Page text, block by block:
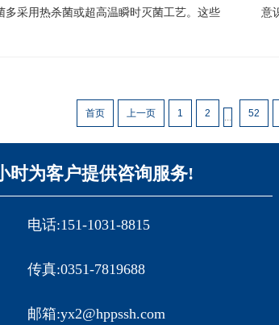
多采用热杀菌或超高温瞬时灭菌工艺。这些
意
首页 上一页 1 2 ... 52
时为客户提供咨询服务!
电话:151-1031-8815
传真:0351-7819688
邮箱:yx2@hppssh.com